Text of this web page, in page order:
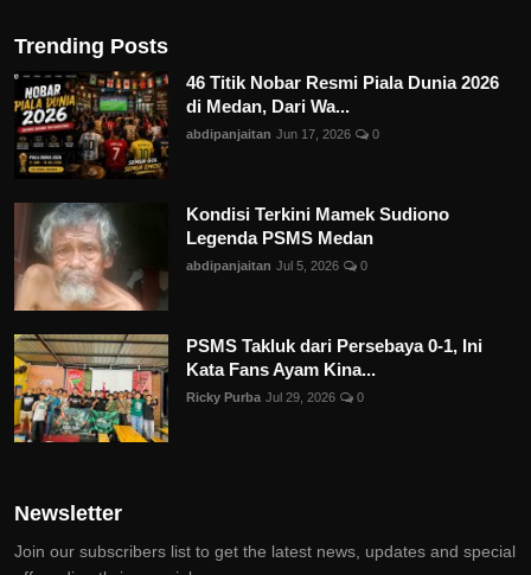
Trending Posts
46 Titik Nobar Resmi Piala Dunia 2026
di Medan, Dari Wa...
abdipanjaitan Jun 17, 2026 0
Kondisi Terkini Mamek Sudiono
Legenda PSMS Medan
abdipanjaitan Jul 5, 2026 0
PSMS Takluk dari Persebaya 0-1, Ini
Kata Fans Ayam Kina...
Ricky Purba Jul 29, 2026 0
Newsletter
Join our subscribers list to get the latest news, updates and special